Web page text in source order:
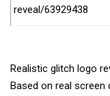
reveal/63929438
Realistic glitch logo
Based on real